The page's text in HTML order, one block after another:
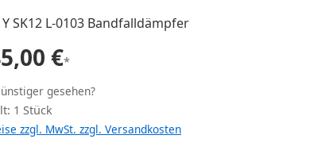
Y SK12 L-0103 Bandfalldämpfer
€*
gesehen?
1 Stück
zzgl. MwSt. zzgl. Versandkosten